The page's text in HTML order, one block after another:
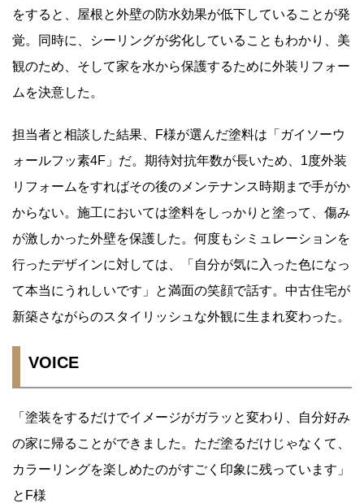
をすると、屋根と外壁の防水効果が低下していることが発
覚。同時に、シーリングが劣化していることもわかり、美
観のため、そして家を水から保護するために外装リフォー
ムを決意した。
担当者と相談した結果、F様が選んだ塗料は「ガイソーウ
ォールフッ素4F」だ。期待対抗年数が長いため、1度外装
リフォームをすればその後のメンテナンス時期まで手がか
からない。施工においては塗料をしっかりと塗って、傷み
が激しかった外壁を保護した。何度もシミュレーションを
行ったデザインに対しては、「自分が気に入った色になっ
て本当にうれしいです」と満面の笑顔で話す。中古住宅が
新築さながらのスタイリッシュな外観に生まれ変わった。
VOICE
「塗装をするだけでイメージがガラッと変わり、自分好み
の家に帰ることができました。ただ塗るだけじゃなくて、
カラーリングを楽しめたのがすごく印象に残っています」
とF様